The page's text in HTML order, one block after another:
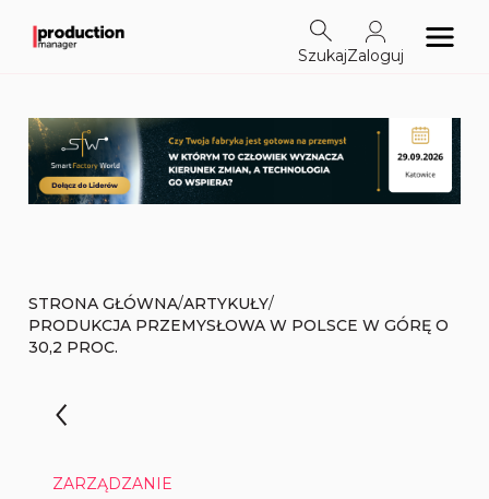
SzukajZaloguj
STRONA GŁÓWNA/ARTYKUŁY/
PRODUKCJA PRZEMYSŁOWA W POLSCE W GÓRĘ O
30,2 PROC.
ZARZĄDZANIE